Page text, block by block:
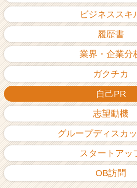
ビジネススキ
履歴書
業界・企業分
ガクチカ
自己PR
志望動機
グループディスカ
スタートアッ
OB訪問